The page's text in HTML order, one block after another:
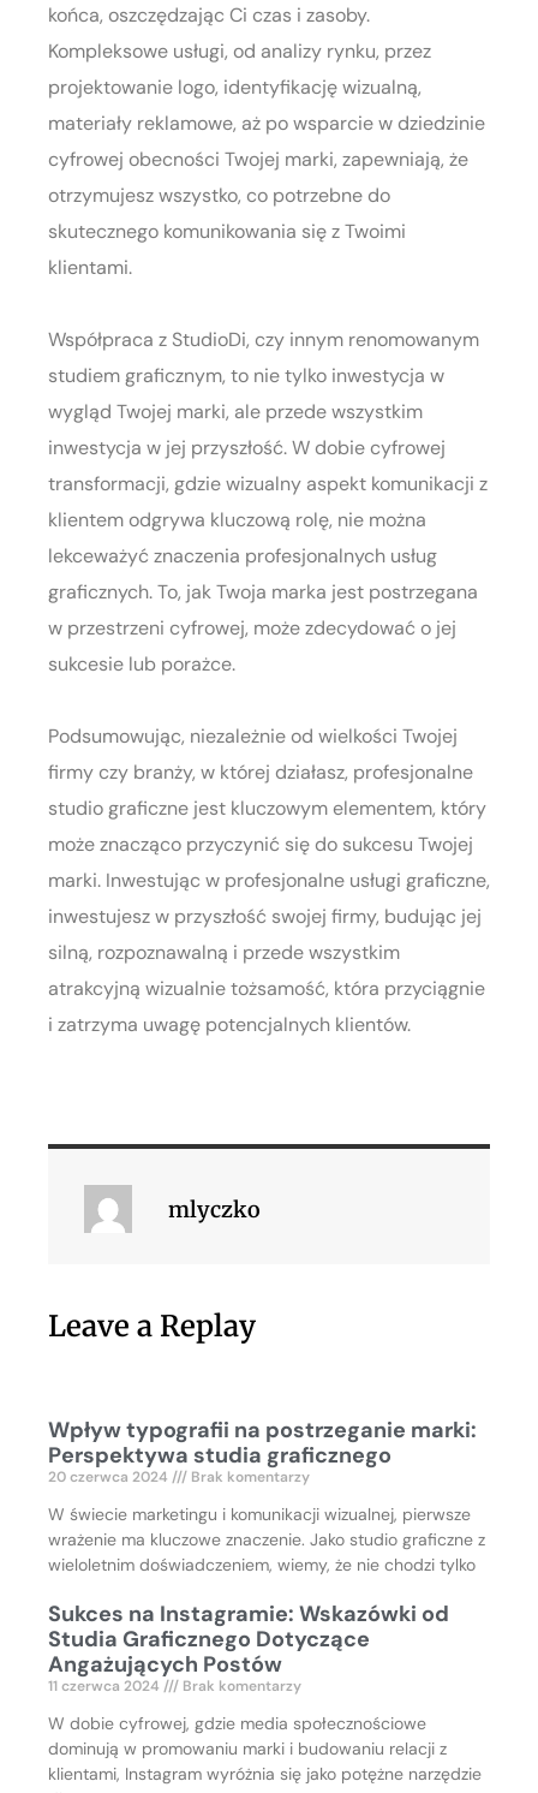
końca, oszczędzając Ci czas i zasoby.
Kompleksowe usługi, od analizy rynku, przez
projektowanie logo, identyfikację wizualną,
materiały reklamowe, aż po wsparcie w dziedzinie
cyfrowej obecności Twojej marki, zapewniają, że
otrzymujesz wszystko, co potrzebne do
skutecznego komunikowania się z Twoimi
klientami.
Współpraca z StudioDi, czy innym renomowanym
studiem graficznym, to nie tylko inwestycja w
wygląd Twojej marki, ale przede wszystkim
inwestycja w jej przyszłość. W dobie cyfrowej
transformacji, gdzie wizualny aspekt komunikacji z
klientem odgrywa kluczową rolę, nie można
lekceważyć znaczenia profesjonalnych usług
graficznych. To, jak Twoja marka jest postrzegana
w przestrzeni cyfrowej, może zdecydować o jej
sukcesie lub porażce.
Podsumowując, niezależnie od wielkości Twojej
firmy czy branży, w której działasz, profesjonalne
studio graficzne jest kluczowym elementem, który
może znacząco przyczynić się do sukcesu Twojej
marki. Inwestując w profesjonalne usługi graficzne,
inwestujesz w przyszłość swojej firmy, budując jej
silną, rozpoznawalną i przede wszystkim
atrakcyjną wizualnie tożsamość, która przyciągnie
i zatrzyma uwagę potencjalnych klientów.
mlyczko
Leave a Replay
Wpływ typografii na postrzeganie marki:
Perspektywa studia graficznego
20 czerwca 2024 Brak komentarzy
W świecie marketingu i komunikacji wizualnej, pierwsze
wrażenie ma kluczowe znaczenie. Jako studio graficzne z
wieloletnim doświadczeniem, wiemy, że nie chodzi tylko
Sukces na Instagramie: Wskazówki od
Studia Graficznego Dotyczące
Angażujących Postów
11 czerwca 2024 Brak komentarzy
W dobie cyfrowej, gdzie media społecznościowe
dominują w promowaniu marki i budowaniu relacji z
klientami, Instagram wyróżnia się jako potężne narzędzie